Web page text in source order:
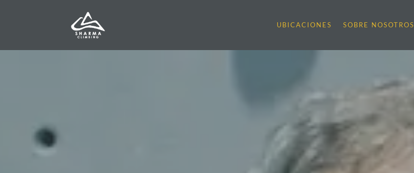
UBICACIONES SOBRE NOSOTROS